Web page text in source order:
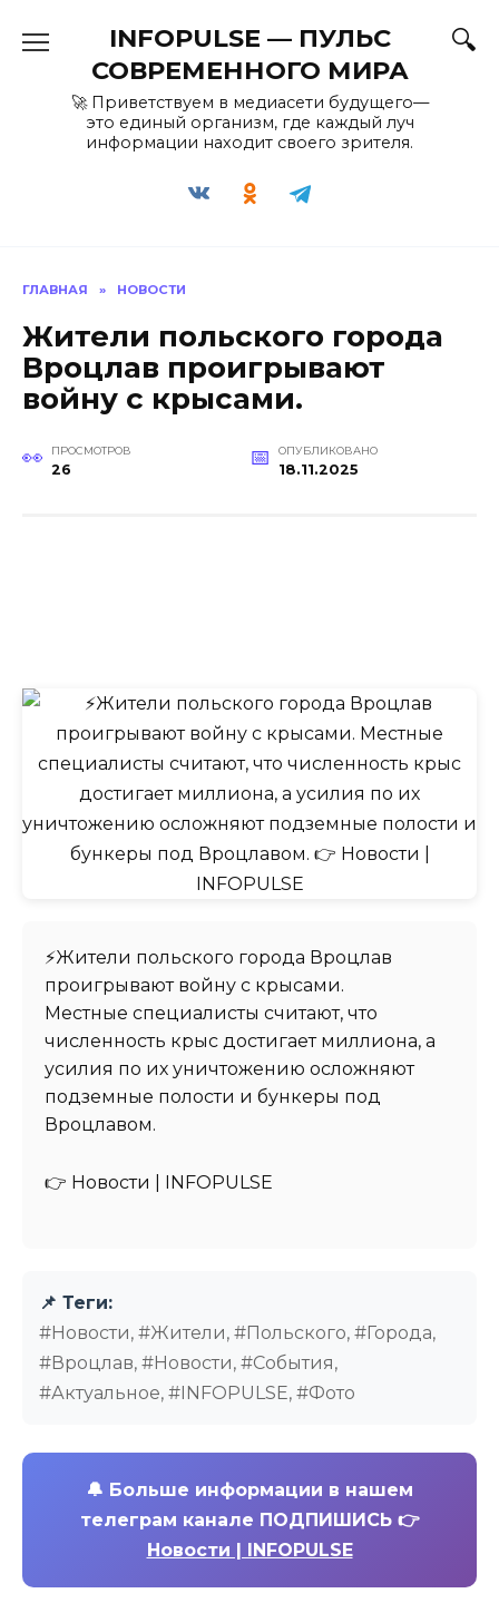
содержанию
INFOPULSE — ПУЛЬС
СОВРЕМЕННОГО МИРА
🚀 Приветствуем в медиасети будущего—
это единый организм, где каждый луч
информации находит своего зрителя.
ГЛАВНАЯ » НОВОСТИ
Жители польского города
Вроцлав проигрывают
войну с крысами.
ПРОСМОТРОВ
26
ОПУБЛИКОВАНО
18.11.2025
⚡️Жители польского города Вроцлав
проигрывают войну с крысами.
Местные специалисты считают, что
численность крыс достигает миллиона, а
усилия по их уничтожению осложняют
подземные полости и бункеры под
Вроцлавом.
👉 Новости | INFOPULSE⁩
📌 Теги:
#Новости, #Жители, #Польского, #Города,
#Вроцлав, #Новости, #События,
#Актуальное, #INFOPULSE, #Фото
🔔 Больше информации в нашем
телеграм канале ПОДПИШИСЬ 👉
Новости | INFOPULSE